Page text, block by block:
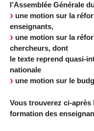
l’Assemblée Générale
une motion sur la
enseignants,
une motion sur la
chercheurs, dont
le texte reprend quasi-
nationale
une motion sur le
Vous trouverez ci-
formation des